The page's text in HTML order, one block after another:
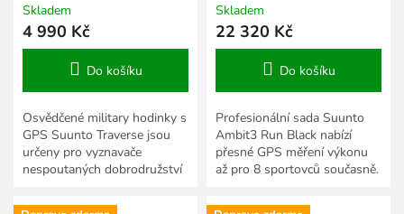
Skladem
4 990 Kč
Do košíku
Osvědčené military hodinky s
GPS Suunto Traverse jsou
určeny pro vyznavače
nespoutaných dobrodružství
tam, kam žádná jiná noha...
Skladem
22 320 Kč
Do košíku
Profesionální sada Suunto
Ambit3 Run Black nabízí
přesné GPS měření výkonu
až pro 8 sportovců současně.
tréninkové skupiny, které...